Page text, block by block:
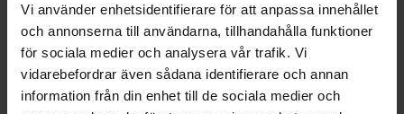
Vi använder enhetsidentifierare för att anpassa innehållet
och annonserna till användarna, tillhandahålla funktioner
för sociala medier och analysera vår trafik. Vi
vidarebefordrar även sådana identifierare och annan
information från din enhet till de sociala medier och
OMDÖMEN